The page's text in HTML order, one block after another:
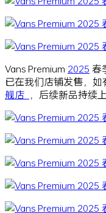
Vans Premium 2025 春
已在我们店铺发售，
舰店
，后续新品持续上